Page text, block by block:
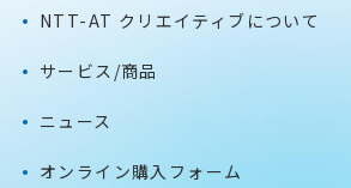
NTT-AT クリエイティブについて
サービス/商品
ニュース
オンライン購入フォーム